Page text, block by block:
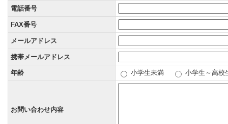
電話番号
FAX番号
メールアドレス
携帯メールアドレス
年齢 小学生未満 小学生～高校
お問い合わせ内容